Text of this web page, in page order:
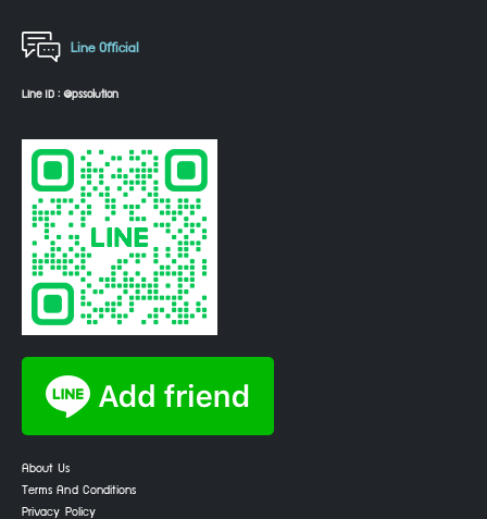
Line Official
Line ID : @pssolution
About Us
Terms And Conditions
Privacy Policy